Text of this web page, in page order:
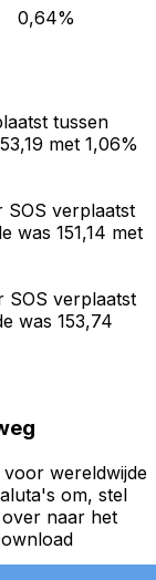
0,64%
tussen
met 1,06%
SOS verplaatst
was 151,14 met
SOS verplaatst
was 153,74
wereldwijde
om, stel
naar het